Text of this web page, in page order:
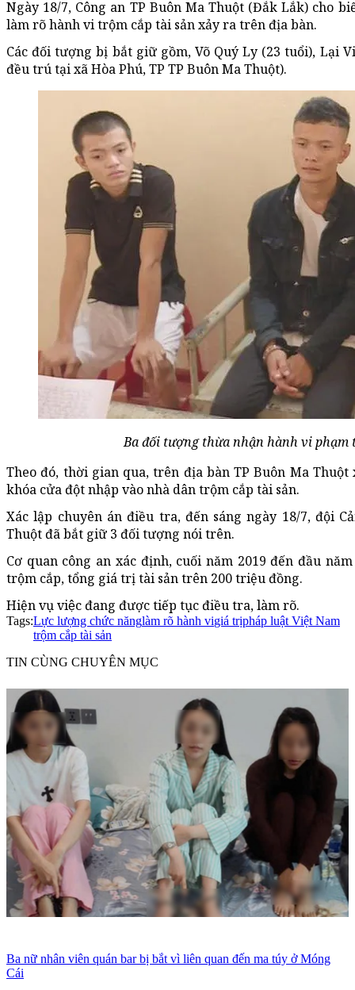
Ngày 18/7, Công an TP Buôn Ma Thuột (Đắk Lắk) cho
làm rõ hành vi trộm cắp tài sản xảy ra trên địa bàn.
Các đối tượng bị bắt giữ gồm, Võ Quý Ly (23 tuổi), Lại
đều trú tại xã Hòa Phú, TP TP Buôn Ma Thuột).
Ba đối tượng thừa nhận hành vi phạm
Theo đó, thời gian qua, trên địa bàn TP Buôn Ma
khóa cửa đột nhập vào nhà dân trộm cắp tài sản.
Xác lập chuyên án điều tra, đến sáng ngày 18/7, đội
Thuột đã bắt giữ 3 đối tượng nói trên.
Cơ quan công an xác định, cuối năm 2019 đến đầu
trộm cắp, tổng giá trị tài sản trên 200 triệu đồng.
Hiện vụ việc đang được tiếp tục điều tra, làm rõ.
Tags:Lực lượng chức nănglàm rõ hành vigiá trịpháp luật Việt Nam
trộm cắp tài sản
TIN CÙNG CHUYÊN MỤC
Ba nữ nhân viên quán bar bị bắt vì liên quan đến ma túy ở Móng
Cái